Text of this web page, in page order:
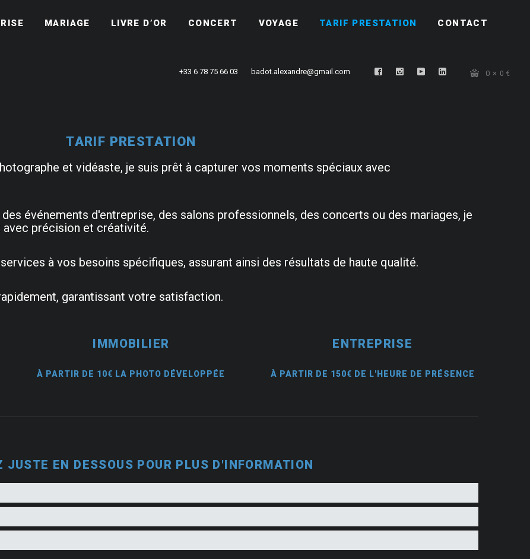
MARIAGE LIVRE D’OR CONCERT VOYAGE TARIF PRESTATION CONTACT
0 0 €
badot.alexandre@gmail.com
+33 6 78 75 66 03
TARIF PRESTATION
et vidéaste, je suis prêt à capturer vos moments spéciaux avec
événements d'entreprise, des salons professionnels, des concerts ou des mariages, je
avec précision et créativité.
à vos besoins spécifiques, assurant ainsi des résultats de haute qualité.
garantissant votre satisfaction.
IMMOBILIER
À PARTIR DE 10€ LA PHOTO DÉVELOPPÉE
ENTREPRISE
À PARTIR DE 150€ DE L'HEURE DE PRÉSENCE
JUSTE EN DESSOUS POUR PLUS D'INFORMATION